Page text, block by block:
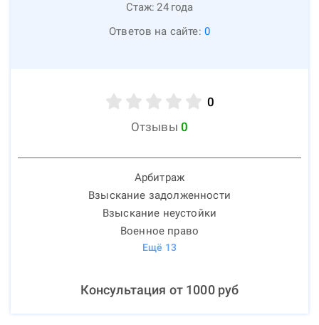
Стаж: 24 года
Ответов на сайте: 0
0
Отзывы 0
Арбитраж
Взыскание задолженности
Взыскание неустойки
Военное право
Ещё 13
Консультация от 1000руб